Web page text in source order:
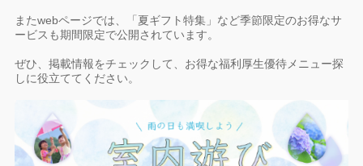
またwebページでは、「夏ギフト特集」など季節限定のお得なサ
ービスも期間限定で公開されています。
ぜひ、掲載情報をチェックして、お得な福利厚生優待メニュー探
しに役立ててください。